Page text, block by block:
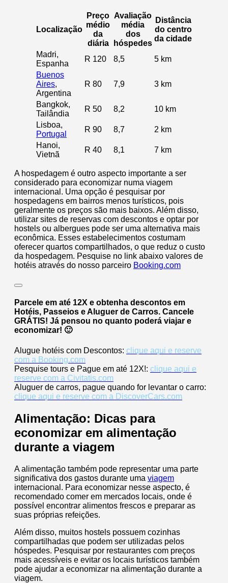
Localização
Preço
médio
da
diária
Avaliação
média
dos
hóspedes
Distância
do centro
da cidade
Madri,
Espanha
R 120 8,5
5 km
Buenos
Aires,
Argentina
R 80 7,9 3 km
Bangkok,
Tailândia
R 50 8,2
10 km
Lisboa,
Portugal
R 90 8,7
2 km
Hanoi,
Vietnã
R 40 8,1 7 km
A hospedagem é outro aspecto importante a ser
considerado para economizar numa viagem
internacional. Uma opção é pesquisar por
hospedagens em bairros menos turísticos, pois
geralmente os preços são mais baixos. Além disso,
utilizar sites de reservas com descontos e optar por
hostels ou albergues pode ser uma alternativa mais
econômica. Esses estabelecimentos costumam
oferecer quartos compartilhados, o que reduz o custo
da hospedagem. Pesquise no link abaixo valores de
hotéis através do nosso parceiro Booking.com
Parcele em até 12X e obtenha descontos em
Hotéis, Passeios e Aluguer de Carros. Cancele
GRÁTIS! Já pensou no quanto poderá viajar e
economizar! 🙂
Alugue hotéis com Descontos: clique aqui e reserve
com a Booking.com
Pesquise tours e Pague em até 12X!: clique aqui e
reserve com a Civitatis.com
Aluguer de carros, pague quando for levantar o carro:
clique aqui e reserve com a DiscoverCars.com
Alimentação: Dicas para
economizar em alimentação
durante a viagem
A alimentação também pode representar uma parte
significativa dos gastos durante uma viagem
internacional. Para economizar nesse aspecto, é
recomendado comer em mercados locais, onde é
possível encontrar alimentos frescos e preparar as
suas próprias refeições.
Além disso, muitos hostels possuem cozinhas
compartilhadas que podem ser utilizadas pelos
hóspedes. Pesquisar por restaurantes com preços
mais acessíveis e evitar os locais turísticos também
pode ajudar a economizar na alimentação durante a
viagem.